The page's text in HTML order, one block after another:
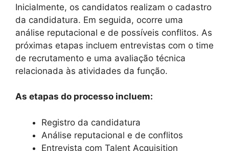
Inicialmente, os candidatos realizam o cadastro
da candidatura. Em seguida, ocorre uma
análise reputacional e de possíveis conflitos. As
próximas etapas incluem entrevistas com o time
de recrutamento e uma avaliação técnica
relacionada às atividades da função.
As etapas do processo incluem:
Registro da candidatura
Análise reputacional e de conflitos
Entrevista com Talent Acquisition